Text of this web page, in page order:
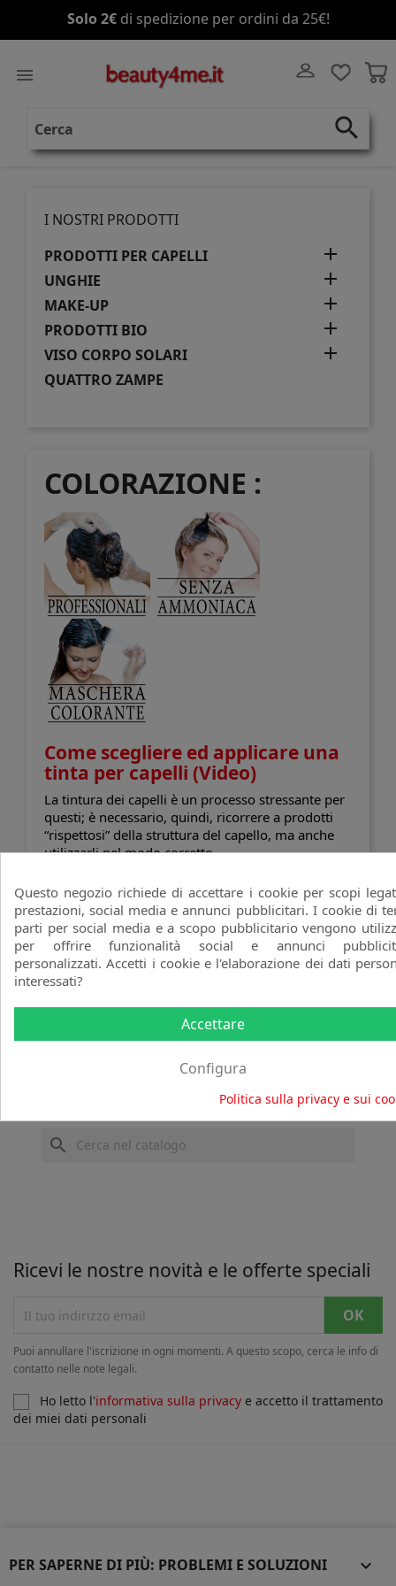
Solo 2€di spedizione per ordini da 25€!

search
I NOSTRI PRODOTTI
PRODOTTI PER CAPELLI

UNGHIE 
MAKE-UP 
PRODOTTI BIO 
VISO CORPO SOLARI 
QUATTRO ZAMPE
COLORAZIONE :
Come scegliere ed applicare una
tinta per capelli (Video)
La tintura dei capelli è un processo stressante per
questi; è necessario, quindi, ricorrere a prodotti
“rispettosi” della struttura del capello, ma anche
utilizzarli nel modo corretto.
-temporanee
-semipermanenti
permanenti
Le temporanee contengono coloranti diretti che si
fissano sullo strato più esterno del capello. Questo
a leggere)
qui non appena saranno stati aggiunti.
search
Ricevi le nostre novità e le offerte speciali
Puoi annullare l'iscrizione in ogni momenti. A questo scopo, cerca le info di
contatto nelle note legali.
Ho letto l'informativa sulla privacy e accetto il trattamento
dei miei dati personali
PER SAPERNE DI PIÙ: PROBLEMI E SOLUZIONI 
Questo negozio richiede di accettare i cookie per scopi
prestazioni, social media e annunci pubblicitari. I cookie di
parti per social media e a scopo pubblicitario vengono
per offrire funzionalità social e annunci
personalizzati. Accetti i cookie e l'elaborazione dei dati
interessati?
Accettare
Configura
Politica sulla privacy e sui